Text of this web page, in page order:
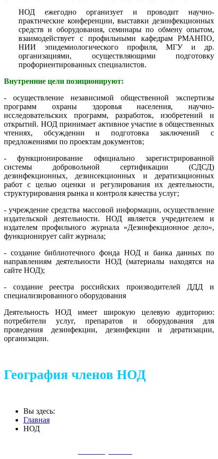
НОД ежегодно организует и проводит научно-
практические конференции, выставки дезинфекционных
средств и оборудования, семинары по обмену опытом,
взаимодействует с профильными кафедрам РМАНПО,
НИИ эпидемиологического профиля, МГУ и др.
организациями, осуществляющими подготовку
профориентированных специалистов.
Внутренние цели позиционируют:
- осуществление независимой общественной экспертизы
программ охраны здоровья населения, научно-
исследовательских программ, разработок, изобретений и
открытий. НОД принимает активное участие в общественных
чтениях, обсуждении и подготовка заключений с
предложениями по проектам документов;
- функционирование официально зарегистрированной
системы добровольной сертификации (СДСД)
дезинфекционных, дезинсекционных и дератизационных
работ с целью оценки и регулирования их деятельности,
структурирования рынка и контроля качества услуг;
- учреждение средства массовой информации, осуществление
издательской деятельности. НОД является учредителем и
издателем профильного журнала «Дезинфекционное дело»,
функционирует сайт журнала;
- создание библиотечного фонда НОД и банка данных по
направлениям деятельности НОД (материалы находятся на
сайте НОД);
- создание реестра российских производителей ДДД и
специализированного оборудования
Деятельность НОД имеет широкую целевую аудиторию:
потребители услуг, препаратов и оборудования для
проведения дезинфекции, дезинфекции и дератизации,
организации.
География членов НОД
Вы здесь:
Главная
НОД